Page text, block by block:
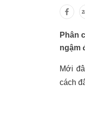
Phân
ngậm
Mới
cách